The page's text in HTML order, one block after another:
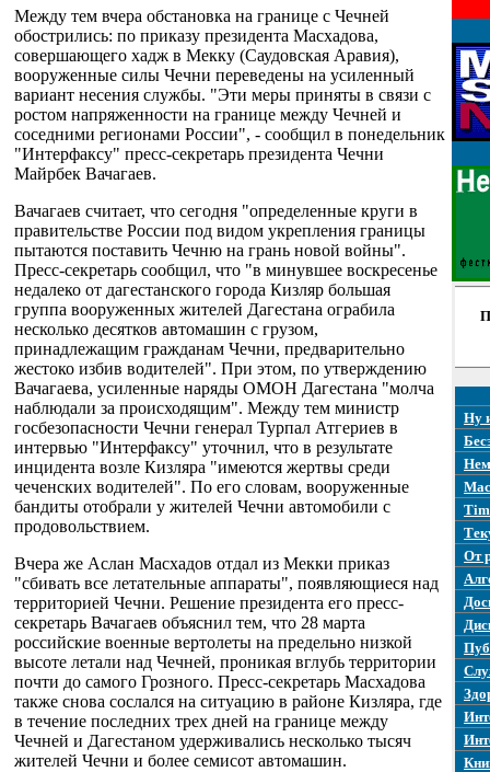
Между тем вчера обстановка на границе с Чечней
обострились: по приказу президента Масхадова,
совершающего хадж в Мекку (Саудовская Аравия),
вооруженные силы Чечни переведены на усиленный
вариант несения службы. "Эти меры приняты в связи с
ростом напряженности на границе между Чечней и
соседними регионами России", - сообщил в понедельник
"Интерфаксу" пресс-секретарь президента Чечни
Майрбек Вачагаев.
Вачагаев считает, что сегодня "определенные круги в
правительстве России под видом укрепления границы
пытаются поставить Чечню на грань новой войны".
Пресс-секретарь сообщил, что "в минувшее воскресенье
недалеко от дагестанского города Кизляр большая
группа вооруженных жителей Дагестана ограбила
несколько десятков автомашин с грузом,
принадлежащим гражданам Чечни, предварительно
жестоко избив водителей". При этом, по утверждению
Вачагаева, усиленные наряды ОМОН Дагестана "молча
наблюдали за происходящим". Между тем министр
госбезопасности Чечни генерал Турпал Атгериев в
интервью "Интерфаксу" уточнил, что в результате
инцидента возле Кизляра "имеются жертвы среди
чеченских водителей". По его словам, вооруженные
бандиты отобрали у жителей Чечни автомобили с
продовольствием.
Вчера же Аслан Масхадов отдал из Мекки приказ
"сбивать все летательные аппараты", появляющиеся над
территорией Чечни. Решение президента его пресс-
секретарь Вачагаев объяснил тем, что 28 марта
российские военные вертолеты на предельно низкой
высоте летали над Чечней, проникая вглубь территории
почти до самого Грозного. Пресс-секретарь Масхадова
также снова сослался на ситуацию в районе Кизляра, где
в течение последних трех дней на границе между
Чечней и Дагестаном удерживались несколько тысяч
жителей Чечни и более семисот автомашин.
Ну
От